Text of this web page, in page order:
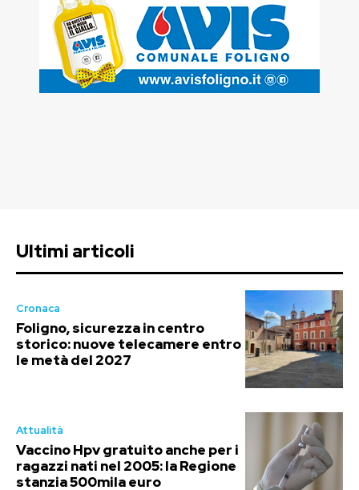
Ultimi articoli
Cronaca
Foligno, sicurezza in centro
storico: nuove telecamere entro
le metà del 2027
Attualità
Vaccino Hpv gratuito anche per i
ragazzi nati nel 2005: la Regione
stanzia 500mila euro